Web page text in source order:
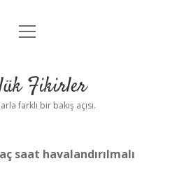
Anasayfa
Uyarı
menüyü
Fikirler
farklı bir bakış açısı.
saat havalandırılmalı